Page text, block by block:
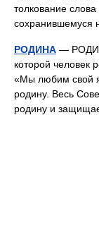
толкование
сохранившемуся
РОДИНА —
которой человек
«Мы любим свой
родину. Весь
родину и